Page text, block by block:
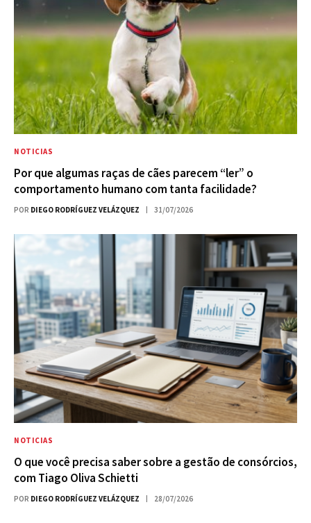
NOTICIAS
Por que algumas raças de cães parecem “ler” o
comportamento humano com tanta facilidade?
POR DIEGO RODRÍGUEZ VELÁZQUEZ 31/07/2026
NOTICIAS
O que você precisa saber sobre a gestão de consórcios,
com Tiago Oliva Schietti
POR DIEGO RODRÍGUEZ VELÁZQUEZ 28/07/2026